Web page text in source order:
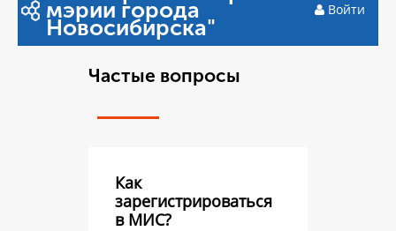
мэрии города
Новосибирска"
Войти
Частые вопросы
Как
зарегистрироваться
в МИС?